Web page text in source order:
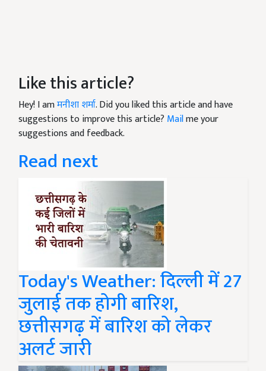
Like this article?
Hey! I amमनीशा शर्मा. Did you liked this article and have
suggestions to improve this article? Mailme your
suggestions and feedback.
Read next
Today's Weather: दिल्ली में 27
जुलाई तक होगी बारिश,
छत्तीसगढ़ में बारिश को लेकर
अलर्ट जारी